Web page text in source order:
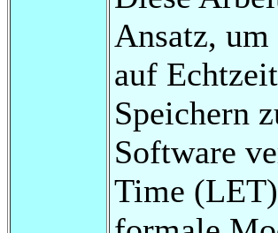
Ansatz,
auf
Speichern
Software
Time